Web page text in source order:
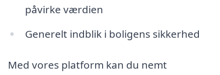
påvirke værdien
Generelt indblik i boligens sikkerhed
Med vores platform kan du nemt